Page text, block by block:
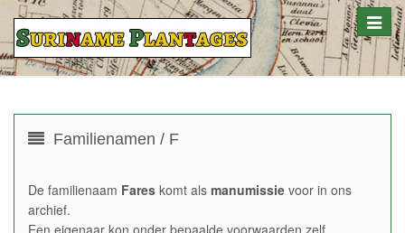
Toggle
Familienamen / F
De familienaam Fares komt als manumissie voor in ons
archief.
Een eigenaar kon onder bepaalde voorwaarden zelf